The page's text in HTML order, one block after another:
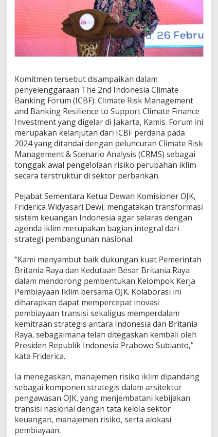
Komitmen tersebut disampaikan dalam
penyelenggaraan The 2nd Indonesia Climate
Banking Forum (ICBF): Climate Risk Management
and Banking Resilience to Support Climate Finance
Investment yang digelar di Jakarta, Kamis. Forum ini
merupakan kelanjutan dari ICBF perdana pada
2024 yang ditandai dengan peluncuran Climate Risk
Management & Scenario Analysis (CRMS) sebagai
tonggak awal pengelolaan risiko perubahan iklim
secara terstruktur di sektor perbankan.
Pejabat Sementara Ketua Dewan Komisioner OJK,
Friderica Widyasari Dewi, mengatakan transformasi
sistem keuangan Indonesia agar selaras dengan
agenda iklim merupakan bagian integral dari
strategi pembangunan nasional.
“Kami menyambut baik dukungan kuat Pemerintah
Britania Raya dan Kedutaan Besar Britania Raya
dalam mendorong pembentukan Kelompok Kerja
Pembiayaan Iklim bersama OJK. Kolaborasi ini
diharapkan dapat mempercepat inovasi
pembiayaan transisi sekaligus memperdalam
kemitraan strategis antara Indonesia dan Britania
Raya, sebagaimana telah ditegaskan kembali oleh
Presiden Republik Indonesia Prabowo Subianto,”
kata Friderica.
Ia menegaskan, manajemen risiko iklim dipandang
sebagai komponen strategis dalam arsitektur
pengawasan OJK, yang menjembatani kebijakan
transisi nasional dengan tata kelola sektor
keuangan, manajemen risiko, serta alokasi
pembiayaan.